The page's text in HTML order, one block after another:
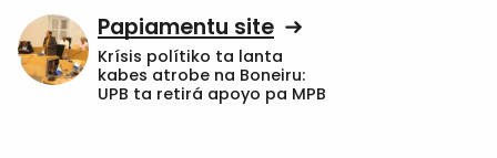
Papiamentu site
Krísis polítiko ta lanta
kabes atrobe na Boneiru:
UPB ta retirá apoyo pa MPB